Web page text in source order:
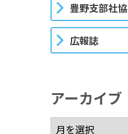
豊野支部社協
広報誌
アーカイブ
アーカイブ